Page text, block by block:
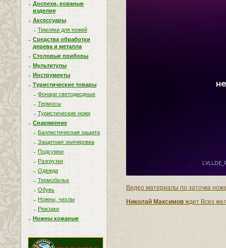
Доспехи, кованые
изделия
Аксессуары
Темляки для ножей
Средства обработки
дерева и металла
Столовые приборы
Мультитулы
Инструменты
Туристические товары
Фонари светодиодные
Термосы
Туристические ножи
Снаряжение
Баллистическая защита
Защитная экипировка
Подсумки
Разгрузки
Одежда
Термобелье
Обувь
Ножны, чехлы
Рюкзаки
Ножны кожаные
Видео материалы по заточка
Николай Максимов ждет Всех